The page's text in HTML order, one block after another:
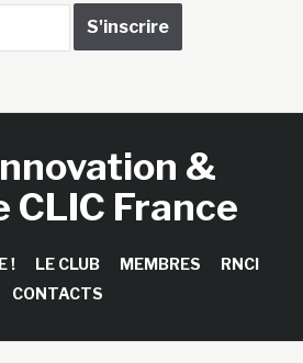
&
CLIC France
! LE CLUB MEMBRES
RNCI
CONTACTS